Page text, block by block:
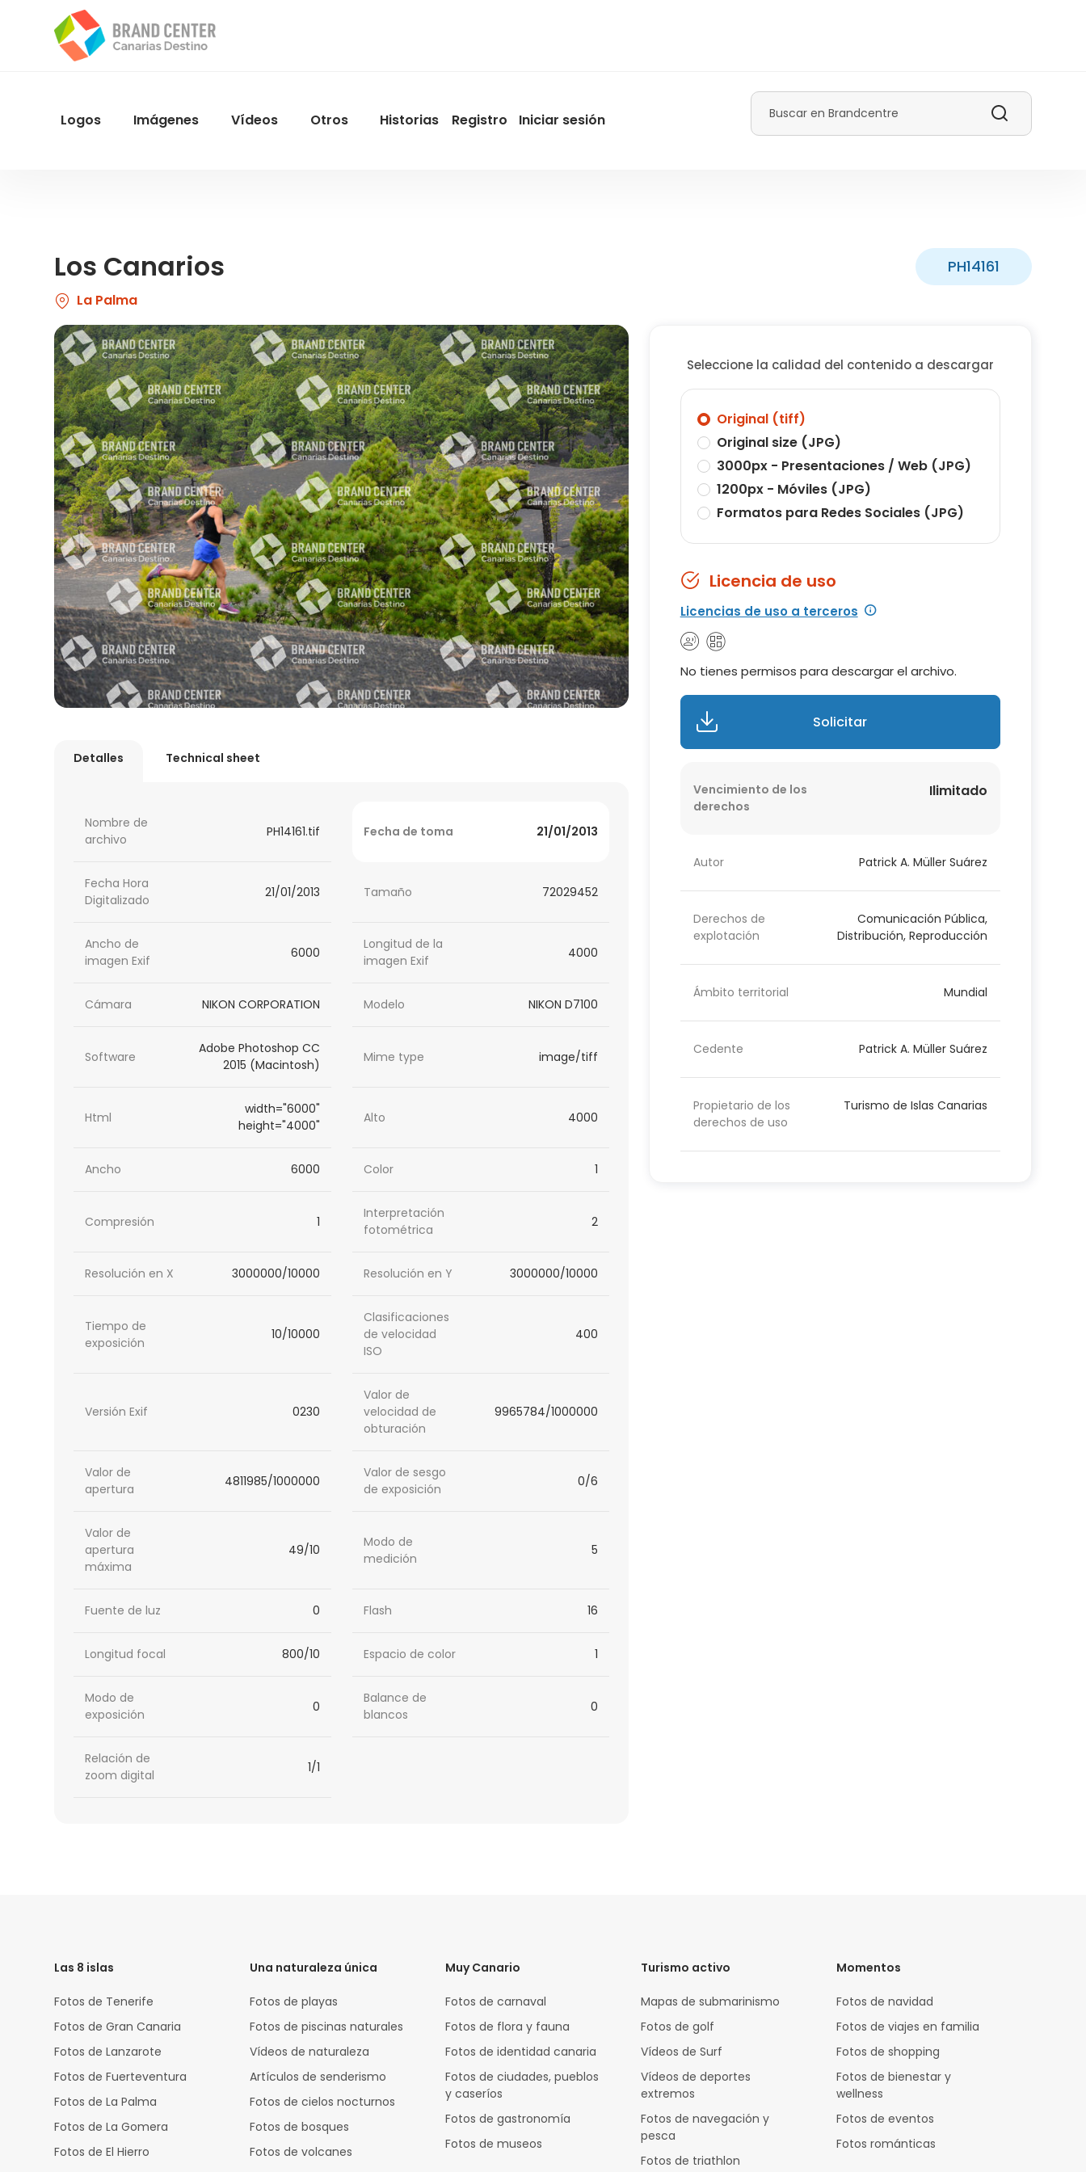
contenido
Menu
Logos Imágenes Vídeos Otros Historias
User
Registro Iniciar sesión
Buscar
Los Canarios PH14161
La Palma
Detalles Technical sheet
Nombre de
archivo
PH14161.tif Fecha de toma 21/01/2013
Fecha Hora
Digitalizado
21/01/2013 Tamaño 72029452
Ancho de
imagen Exif
6000
Longitud de la
imagen Exif
4000
Cámara NIKON CORPORATION Modelo NIKON D7100
Software
Adobe Photoshop CC
2015 (Macintosh)
Mime type image/tiff
Html
width="6000"
height="4000"
Alto 4000
Ancho 6000 Color 1
Compresión 1
Interpretación
fotométrica
2
Resolución en X 3000000/10000 Resolución en Y 3000000/10000
Tiempo de
exposición
10/10000
Clasificaciones
de velocidad
ISO
400
Versión Exif 0230
Valor de
velocidad de
obturación
9965784/1000000
Valor de
apertura
4811985/1000000
Valor de sesgo
de exposición
0/6
Valor de
apertura
máxima
49/10
Modo de
medición
5
Fuente de luz 0 Flash 16
Longitud focal 800/10 Espacio de color 1
Modo de
exposición
0
Balance de
blancos
0
Relación de
zoom digital
1/1
Seleccione la calidad del contenido a descargar
Original (tiff)
Original size (JPG)
3000px - Presentaciones / Web (JPG)
1200px - Móviles (JPG)
Formatos para Redes Sociales (JPG)
Licencia de uso
Licencias de uso a terceros
No tienes permisos para descargar el archivo.
Solicitar
Vencimiento de los
derechos
Ilimitado
Autor Patrick A. Müller Suárez
Derechos de
explotación
Comunicación Pública,
Distribución, Reproducción
Ámbito territorial Mundial
Cedente Patrick A. Müller Suárez
Propietario de los
derechos de uso
Turismo de Islas Canarias
Las 8 islas
Fotos de Tenerife
Fotos de Gran Canaria
Fotos de Lanzarote
Fotos de Fuerteventura
Fotos de La Palma
Fotos de La Gomera
Fotos de El Hierro
Una naturaleza única
Fotos de playas
Fotos de piscinas naturales
Vídeos de naturaleza
Artículos de senderismo
Fotos de cielos nocturnos
Fotos de bosques
Fotos de volcanes
Muy Canario
Fotos de carnaval
Fotos de flora y fauna
Fotos de identidad canaria
Fotos de ciudades, pueblos
y caseríos
Fotos de gastronomía
Fotos de museos
Turismo activo
Mapas de submarinismo
Fotos de golf
Vídeos de Surf
Vídeos de deportes
extremos
Fotos de navegación y
pesca
Fotos de triathlon
Momentos
Fotos de navidad
Fotos de viajes en familia
Fotos de shopping
Fotos de bienestar y
wellness
Fotos de eventos
Fotos románticas